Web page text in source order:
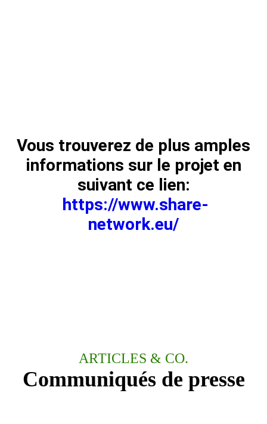
Vous trouverez de plus amples
informations sur le projet en
suivant ce lien:
https://www.share-
network.eu/
ARTICLES & CO.
Communiqués de presse